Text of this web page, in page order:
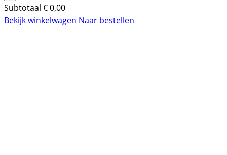
Subtotaal €0,00
Bekijk winkelwagen Naar bestellen